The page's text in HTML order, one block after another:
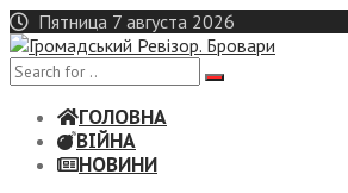
Skip
to
content
Пятница 7 августа 2026
ГОЛОВНА
ВІЙНА
НОВИНИ